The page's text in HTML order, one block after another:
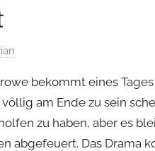
bekommt eines
am Ende zu sein
zu haben, aber es
abgefeuert. Das Drama